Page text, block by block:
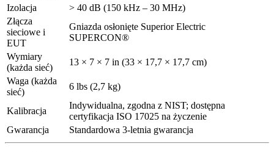
Izolacja
> 40 dB (150 kHz – 30 MHz)
Złącza
sieciowe i
EUT
Gniazda osłonięte Superior Electric
SUPERCON®
Wymiary
(każda sieć)
13 × 7 × 7 in (33 × 17,7 × 17,7 cm)
Waga (każda
sieć)
6 lbs (2,7 kg)
Kalibracja
Indywidualna, zgodna z NIST; dostępna
certyfikacja ISO 17025 na życzenie
Gwarancja
Standardowa 3-letnia gwarancja